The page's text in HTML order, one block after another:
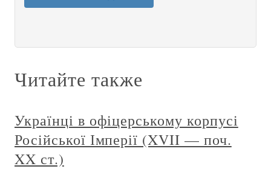
Читайте также
Українці в офіцерському корпусі
Російської Імперії (XVII — поч.
XX ст.)